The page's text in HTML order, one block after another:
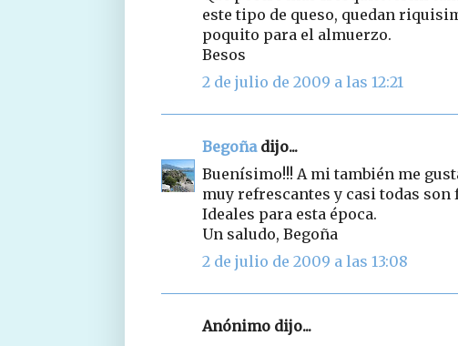
este tipo de queso, quedan
poquito para el almuerzo.
Besos
2 de julio de 2009 a las 12:21
Begoñadijo...
Buenísimo!!! A mi también me
muy refrescantes y casi todas son
Ideales para esta época.
Un saludo, Begoña
2 de julio de 2009 a las 13:08
Anónimo dijo...